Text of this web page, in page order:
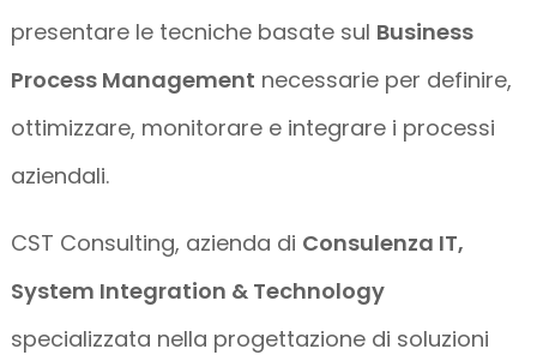
presentare le tecniche basate sul Business
Process Management necessarie per definire,
ottimizzare, monitorare e integrare i processi
aziendali.
CST Consulting, azienda di Consulenza IT,
System Integration & Technology
specializzata nella progettazione di soluzioni